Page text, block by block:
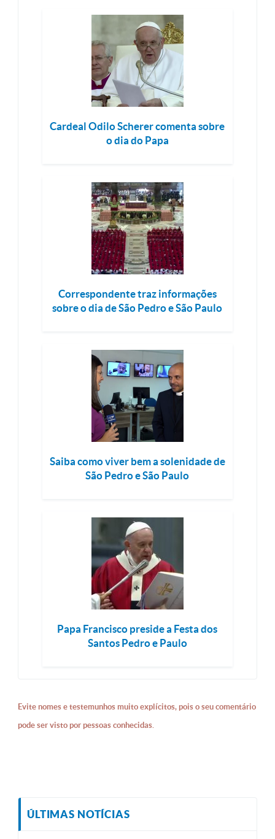
Cardeal Odilo Scherer comenta sobre
o dia do Papa
Correspondente traz informações
sobre o dia de São Pedro e São Paulo
Saiba como viver bem a solenidade de
São Pedro e São Paulo
Papa Francisco preside a Festa dos
Santos Pedro e Paulo
Evite nomes e testemunhos muito explícitos, pois o seu comentário
pode ser visto por pessoas conhecidas.
ÚLTIMAS NOTÍCIAS